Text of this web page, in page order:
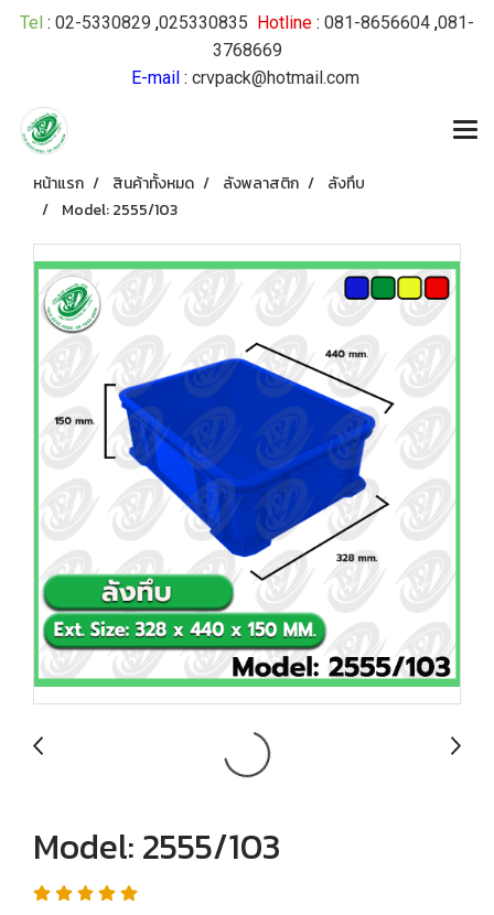
Tel : 02-5330829 ,025330835 Hotline : 081-8656604 ,081-
3768669
E-mail: crvpack@hotmail.com
หน้าแรก สินค้าทั้งหมด ลังพลาสติก
ลังทึบ
Model: 2555/103
Model: 2555/103